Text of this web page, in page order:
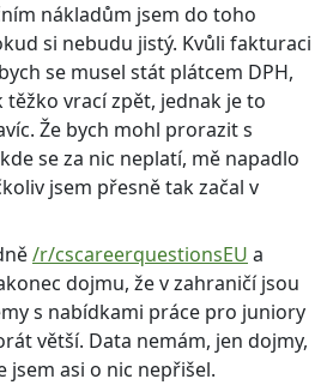
nákladům jsem do toho
si nebudu jistý. Kvůli fakturaci
se musel stát plátcem DPH,
těžko vrací zpět, jednak je to
Že bych mohl prorazit s
se za nic neplatí, mě napadlo
jsem přesně tak začal v
/r/cscareerquestionsEU a
dojmu, že v zahraničí jsou
s nabídkami práce pro juniory
větší. Data nemám, jen dojmy,
jsem asi o nic nepřišel.